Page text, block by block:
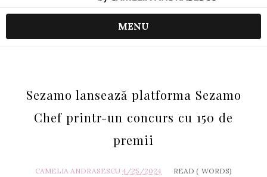
MENU
Sezamo lansează platforma Sezamo
Chef printr-un concurs cu 150 de
premii
CAMELIA ANDRASESCU 4/25/2024 READ ( WORDS)